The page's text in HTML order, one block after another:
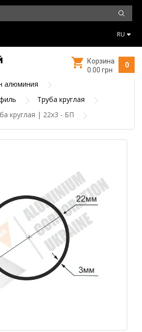
RU
0
Корзина
0.00 грн
алюминия
Труба круглая
круглая | 22х3 - БП